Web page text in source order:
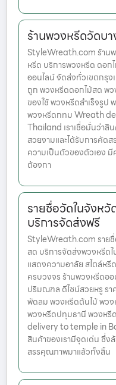
ร้านพวงหรีดวัดบ
StyleWreath.com ร้าน
หรีด บริการพวงหรีด ดอ
ออนไลน์ จัดส่งทั่วเขตกรุง
ถูก พวงหรีดดอกไม้สด พ
ของใช้ พวงหรีดสำเร็จรู
พวงหรีดกทม Wreath
Thailand เราเชื่อมั่นว่าสิ
สวยงามและได้รับการคั
ความเป็นตัวของตัวเอง
ต้องกา
รายชื่อวัดในจังห
บริการจัดส่งฟรี
StyleWreath.com ราย
สด บริการจัดส่งพวงหรีด
แสดงความอาลัย สไตล์ห
ครบวงจร ร้านพวงหรีดอ
ปริมณฑล ดีไซน์สวยหรู ร
พัดลม พวงหรีดต้นไม้ พวง
พวงหรีดปทุมธานี พวงห
delivery to temple in
สินค้าของเรามีจุดเด่น ซึ่ง
สรรคุณภาพมาแล้วทั้งสิ้น